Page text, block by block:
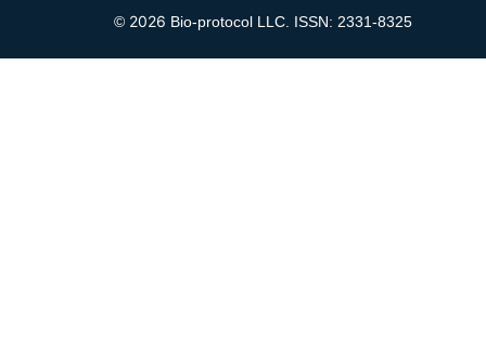
© 2026 Bio-protocol LLC. ISSN: 2331-8325